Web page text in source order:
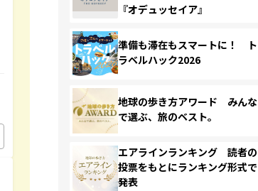
『オデュッセイア』
準備も滞在もスマートに！ ト
ラベルハック2026
地球の歩き方アワード みんな
で選ぶ、旅のベスト。
エアラインランキング 読者の
投票をもとにランキング形式で
発表